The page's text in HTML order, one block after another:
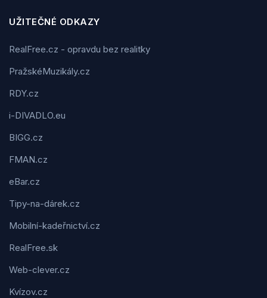
UŽITEČNÉ ODKAZY
RealFree.cz - opravdu bez realitky
PražskéMuzikály.cz
RDY.cz
i-DIVADLO.eu
BIGG.cz
FMAN.cz
eBar.cz
Tipy-na-dárek.cz
Mobilní-kadeřnictví.cz
RealFree.sk
Web-clever.cz
Kvízov.cz